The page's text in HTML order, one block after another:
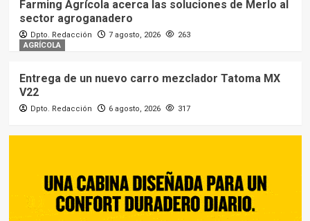
Farming Agrícola acerca las soluciones de Merlo al
sector agroganadero
Dpto. Redacción 7 agosto, 2026
263
AGRÍCOLA
Entrega de un nuevo carro mezclador Tatoma MX
V22
Dpto. Redacción 6 agosto, 2026 317